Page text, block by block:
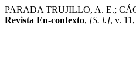
PARADA TRUJILLO, A. E.;
Revista En-contexto, [S. l.], v.